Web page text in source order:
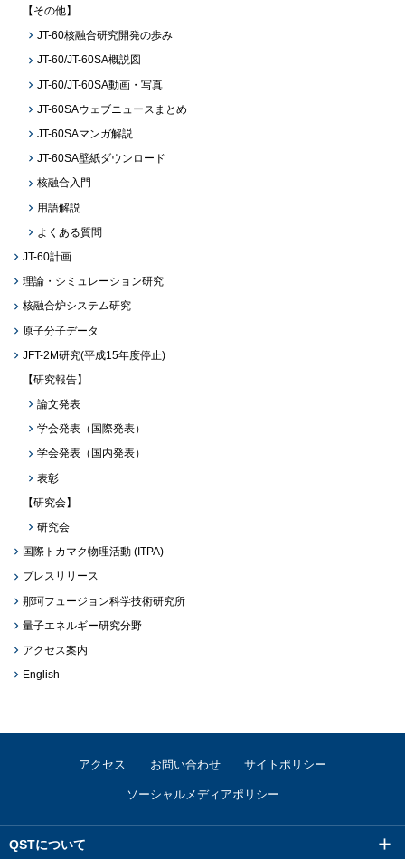
【その他】
JT-60核融合研究開発の歩み
JT-60/JT-60SA概説図
JT-60/JT-60SA動画・写真
JT-60SAウェブニュースまとめ
JT-60SAマンガ解説
JT-60SA壁紙ダウンロード
核融合入門
用語解説
よくある質問
JT-60計画
理論・シミュレーション研究
核融合炉システム研究
原子分子データ
JFT-2M研究(平成15年度停止)
【研究報告】
論文発表
学会発表（国際発表）
学会発表（国内発表）
表彰
【研究会】
研究会
国際トカマク物理活動 (ITPA)
プレスリリース
那珂フュージョン科学技術研究所
量子エネルギー研究分野
アクセス案内
English
アクセス お問い合わせ サイトポリシー
ソーシャルメディアポリシー
QSTについて